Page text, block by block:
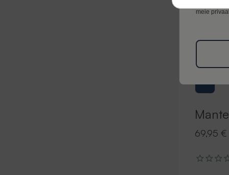
69,95 €
meie